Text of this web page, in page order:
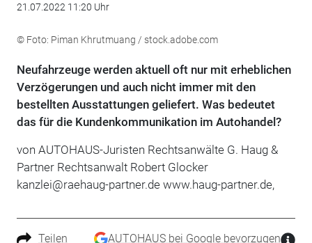
21.07.2022 11:20 Uhr
© Foto: Piman Khrutmuang / stock.adobe.com
Neufahrzeuge werden aktuell oft nur mit erheblichen
Verzögerungen und auch nicht immer mit den
bestellten Ausstattungen geliefert. Was bedeutet
das für die Kundenkommunikation im Autohandel?
von AUTOHAUS-Juristen Rechtsanwälte G. Haug &
Partner Rechtsanwalt Robert Glocker
kanzlei@raehaug-partner.de www.haug-partner.de,
Teilen AUTOHAUS bei Google bevorzugen